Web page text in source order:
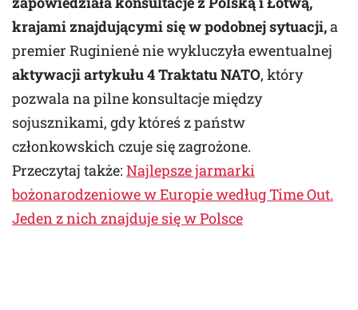
krajami znajdującymi się w podobnej sytuacji,a
premier Ruginienė nie wykluczyła ewentualnej
aktywacji artykułu 4 Traktatu NATO, który
pozwala na pilne konsultacje między
sojusznikami, gdy któreś z państw
członkowskich czuje się zagrożone.
Przeczytaj także: Najlepsze jarmarki
bożonarodzeniowe w Europie według Time Out.
Jeden z nich znajduje się w Polsce